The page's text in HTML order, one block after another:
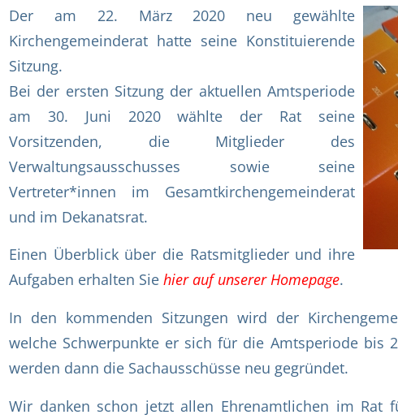
Der am 22. März 2020 neu gewählte
Kirchengemeinderat hatte seine Konstituierende
Sitzung.
Bei der ersten Sitzung der aktuellen Amtsperiode
am 30. Juni 2020 wählte der Rat seine
Vorsitzenden, die Mitglieder des
Verwaltungsausschusses sowie seine
Vertreter*innen im Gesamtkirchengemeinderat
und im Dekanatsrat.
Einen Überblick über die Ratsmitglieder und ihre
Aufgaben erhalten Sie hier auf unserer Homepage.
In den kommenden Sitzungen wird der
welche Schwerpunkte er sich für die Amtsperiode bis
werden dann die Sachausschüsse neu gegründet.
Wir danken schon jetzt allen Ehrenamtlichen im Rat